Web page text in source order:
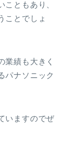
こともあり、
ことでしょ
業績も大きく
パナソニック
いますのでぜ